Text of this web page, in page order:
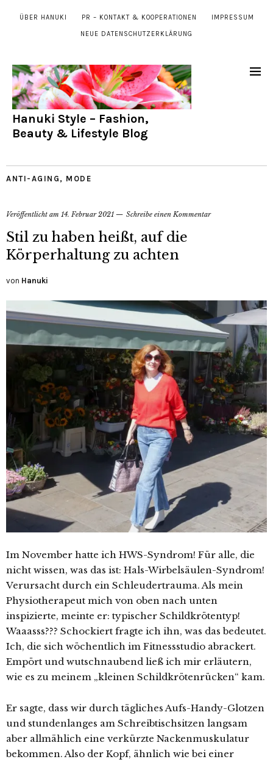
ÜBER HANUKI PR – KONTAKT & KOOPERATIONEN IMPRESSUM
NEUE DATENSCHUTZERKLÄRUNG
Hanuki Style – Fashion,
Beauty & Lifestyle Blog
ANTI-AGING , MODE
Veröffentlicht am 14. Februar 2021 Schreibe einen Kommentar
Stil zu haben heißt, auf die
Körperhaltung zu achten
von Hanuki
Im November hatte ich HWS-Syndrom! Für alle, die
nicht wissen, was das ist: Hals-Wirbelsäulen-Syndrom!
Verursacht durch ein Schleudertrauma. Als mein
Physiotherapeut mich von oben nach unten
inspizierte, meinte er: typischer Schildkrötentyp!
Waaasss??? Schockiert fragte ich ihn, was das bedeutet.
Ich, die sich wöchentlich im Fitnessstudio abrackert.
Empört und wutschnaubend ließ ich mir erläutern,
wie es zu meinem „kleinen Schildkrötenrücken“ kam.
Er sagte, dass wir durch tägliches Aufs-Handy-Glotzen
und stundenlanges am Schreibtischsitzen langsam
aber allmählich eine verkürzte Nackenmuskulatur
bekommen. Also der Kopf, ähnlich wie bei einer